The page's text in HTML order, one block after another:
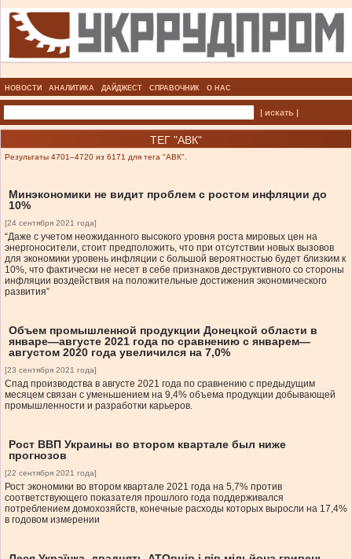
НОВОСТИ АНАЛИТИКА ДАЙДЖЕСТ СПРАВОЧНИК О НАС
| искать |
ТЕГ "АВК"
Результаты 4701–4720 из 6171 для тега "АВК".
Минэкономики не видит проблем с ростом инфляции до
10%
[24 сентября 2021 года]
“Даже с учетом неожиданного высокого уровня роста мировых цен на
энергоносители, стоит предположить, что при отсутствии новых вызовов
для экономики уровень инфляции с большой вероятностью будет близким к
10%, что фактически не несет в себе признаков деструктивного со стороны
инфляции воздействия на положительные достижения экономического
развития”
Объем промышленной продукции Донецкой области в
январе—августе 2021 года по сравнению с январем—
августом 2020 года увеличился на 7,0%
[23 сентября 2021 года]
Спад производства в августе 2021 года по сравнению с предыдущим
месяцем связан с уменьшением на 9,4% объема продукции добывающей
промышленности и разработки карьеров.
Рост ВВП Украины во втором квартале был ниже
прогнозов
[22 сентября 2021 года]
Рост экономики во втором квартале 2021 года на 5,7% против
соответствующего показателя прошлого года поддерживался
потреблением домохозяйств, конечные расходы которых выросли на 17,4%
в годовом измерении